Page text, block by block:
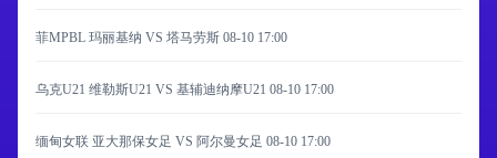
菲MPBL 玛丽基纳 VS 塔马劳斯 08-10 17:00
乌克U21 维勒斯U21 VS 基辅迪纳摩U21 08-10 17:00
缅甸女联 亚大那保女足 VS 阿尔曼女足 08-10 17:00